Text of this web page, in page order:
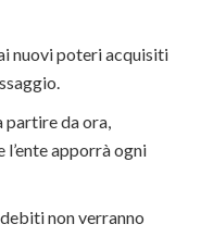
nuovi poteri acquisiti
partire da ora,
apporrà ogni
non verranno